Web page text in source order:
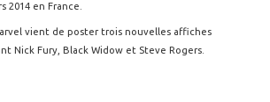
2014 en France.
vient de poster trois nouvelles affiches
Nick Fury, Black Widow et Steve Rogers.